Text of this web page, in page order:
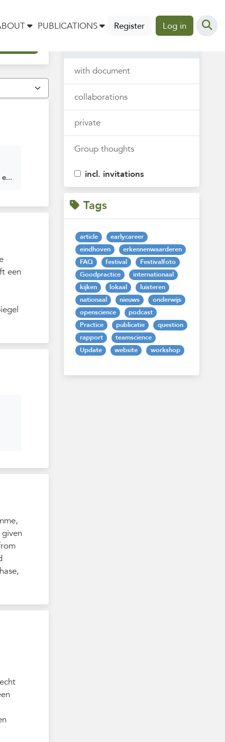
PUBLICATIONS Register Log in
een
Thoughts
with document
collaborations
private
Group thoughts
incl. invitations
Tags
article
earlycareer
eindhoven
erkennenwaarderen
FAQ
festival
Festivalfoto
Goodpractice
internationaal
kijken
lokaal
luisteren
nationaal
nieuws
onderwijs
openscience
podcast
Practice
publicatie
question
rapport
teamscience
Update
website workshop